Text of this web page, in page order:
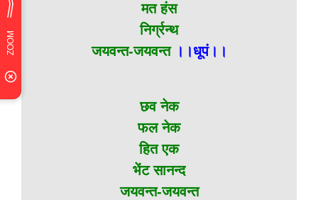
मत हंस
निर्ग्रन्थ
जयवन्त-जयवन्त ।।धूपं।।
छव नेक
फल नेक
हित एक
भेंट सानन्द
जयवन्त-जयवन्त